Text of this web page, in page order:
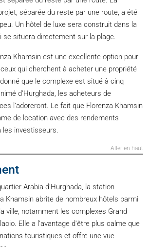
séparée du reste par une route, a été
Un hôtel de luxe sera construit dans la
se situera directement sur la plage.
Khamsin est une excellente option pour
qui cherchent à acheter une propriété
que le complexe est situé à cinq
d’Hurghada, les acheteurs de
l’adoreront. Le fait que Florenza Khamsin
de location avec des rendements
les investisseurs.
Aller en haut
Arabia d’Hurghada, la station
Khamsin abrite de nombreux hôtels parmi
ville, notamment les complexes Grand
Elle a l’avantage d’être plus calme que
touristiques et offre une vue